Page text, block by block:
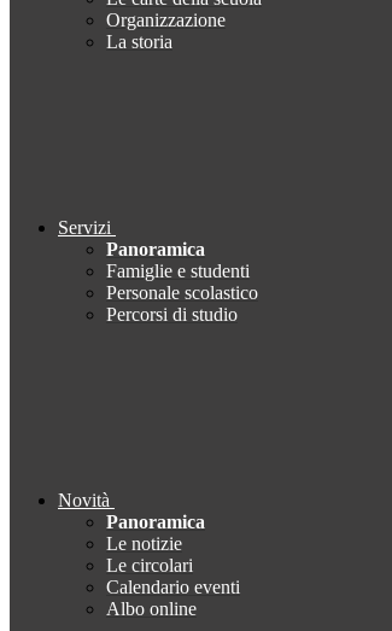
Organizzazione
La storia
Servizi
Panoramica
Famiglie e studenti
Personale scolastico
Percorsi di studio
Novità
Panoramica
Le notizie
Le circolari
Calendario eventi
Albo online